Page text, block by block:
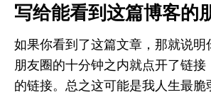
写给能看到这篇博客的
如果你看到了这篇文章，那就说明
朋友圈的十分钟之内就点开了链
的链接。总之这可能是我人生最脆